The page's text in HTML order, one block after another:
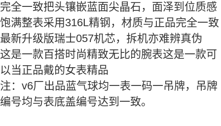
完全一致把头镶嵌蓝面尖晶石，面泽到位质感
饱满整表采用316L精钢，材质与正品完全一致
最新升级版瑞士057机芯，拆机亦难辨真伪
这是一款百搭时尚精致无比的腕表这是一款可
以当正品戴的女表精品
注：v6厂出品蓝气球均一表一码一吊牌，吊牌
编号均与表底盖编号达到一致。